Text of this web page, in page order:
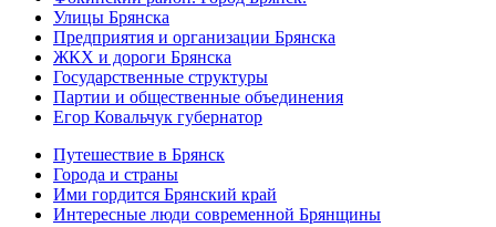
Улицы Брянска
Предприятия и организации Брянска
ЖКХ и дороги Брянска
Государственные структуры
Партии и общественные объединения
Егор Ковальчук губернатор
Путешествие в Брянск
Города и страны
Ими гордится Брянский край
Интересные люди современной Брянщины